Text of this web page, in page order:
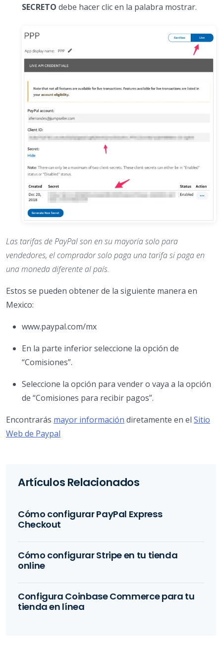
SECRETO debe hacer clic en la palabra mostrar.
Las tarifas de PayPal son en su mayoría solo para
vendedores, el comprador solo paga una tarifa si paga en
una moneda diferente al país.
Estos se pueden obtener de la siguiente manera en
Mexico:
www.paypal.com/mx
En la parte inferior seleccione la opción de
“Comisiones”.
Seleccione la opción para vender o vaya a la opción
de “Comisiones para recibir pagos”.
Encontrarás mayor información diretamente en el Sitio
Web de Paypal
Artículos Relacionados
Cómo configurar PayPal Express
Checkout
Cómo configurar Stripe en tu tienda
online
Configura Coinbase Commerce para tu
tienda en línea